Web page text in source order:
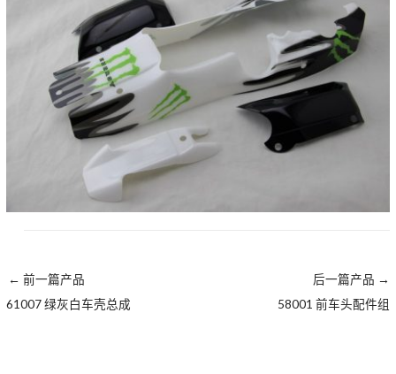
← 前一篇产品
61007 绿灰白车壳总成
后一篇产品 →
58001 前车头配件组